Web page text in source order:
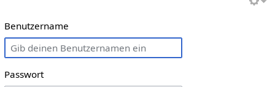
Benutzername
Passwort